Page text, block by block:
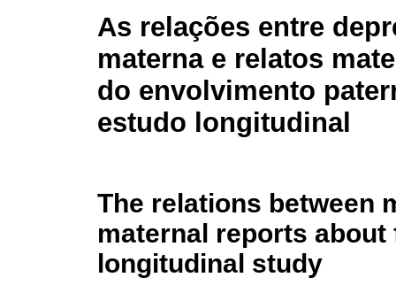
As relações entre
materna e relatos
do envolvimento
estudo longitudinal
The relations between
maternal reports
longitudinal study